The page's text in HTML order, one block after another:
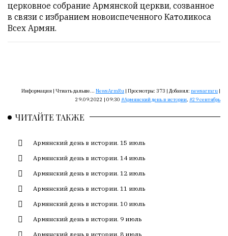
Сайт
обновляется
с
большим
душой.
не
авторские
тексты,
не
кромсает
не
искажает
церковное собрание Армянской церкви, созванное
в связи с избранием новоиспеченного Католикоса
Всех Армян.
Информация | Чтиать дальше... NewsArmRu | Просмотры: 373 | Добавил: newsarmru |
29.09.2022 | 09:30
Армянский день в истории, 29 сентябрь
ЧИТАЙТЕ ТАКЖЕ
Армянский день в истории. 15 июль
Армянский день в истории. 14 июль
Армянский день в истории. 12 июль
Армянский день в истории. 11 июль
Армянский день в истории. 10 июль
Армянский день в истории. 9 июль
Армянский день в истории. 8 июль